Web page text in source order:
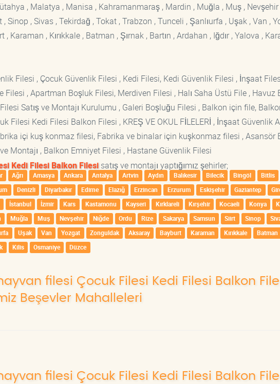
, Malatya , Manisa , Kahramanmaraş , Mardin , Muğla , Muş , Nevşehir
Sinop , Sivas , Tekirdağ , Tokat , Trabzon , Tunceli , Şanlıurfa , Uşak , Van ,
Karaman , Kırıkkale , Batman , Şırnak , Bartın , Ardahan , Iğdır , Yalova ,
Filesi , Çocuk Güvenlik Filesi , Kedi Filesi, Kedi Güvenlik Filesi , İnşaat
Filesi , Apartman Boşluk Filesi, Merdiven Filesi , Halı Saha Üstü File , Havuz
Satış ve Montajı Kurulumu , Galeri Boşluğu Filesi , Balkon için file,
Filesi Kedi Filesi Balkon Filesi , KREŞ VE OKUL FİLELERİ , İnşaat Güvenlik
içi kuş konmaz filesi, Fabrika ve binalar için kuşkonmaz filesi , Asansör
Montajı , Balkon Emniyet Filesi , Hastane Güvenlik Filesi
Kedi Filesi Balkon Filesisatış ve montajı yaptığımız şehirler;
Ağrı Amasya Ankara Antalya Artvin Aydın Balıkesir Bilecik Bingöl Bitlis
Denizli Diyarbakır Edirne Elazığ Erzincan Erzurum Eskişehir Gaziantep
İstanbul İzmir Kars Kastamonu Kayseri Kırklareli Kırşehir Kocaeli Konya
Muğla Muş Nevşehir Niğde Ordu Rize Sakarya Samsun Siirt Sinop
Uşak Van Yozgat Zonguldak Aksaray Bayburt Karaman Kırıkkale Batman
Kilis Osmaniye Düzce
filesi Çocuk Filesi Kedi Filesi Balkon
Beşevler Mahalleleri
filesi Çocuk Filesi Kedi Filesi Balkon